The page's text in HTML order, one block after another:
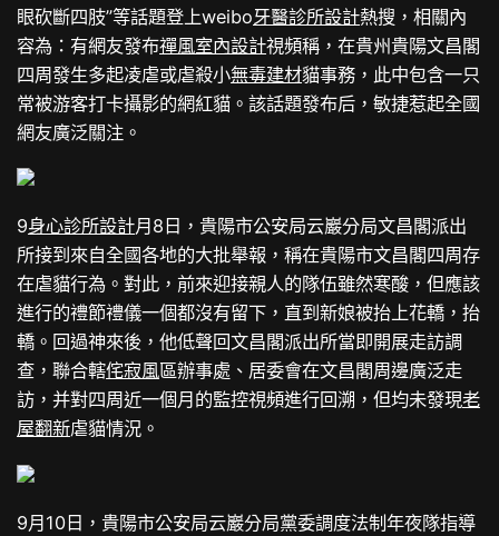
眼砍斷四肢”等話題登上weibo牙醫診所設計熱搜，相關內
容為：有網友發布禪風室內設計視頻稱，在貴州貴陽文昌閣
四周發生多起凌虐或虐殺小無毒建材貓事務，此中包含一只
常被游客打卡攝影的網紅貓。該話題發布后，敏捷惹起全國
網友廣泛關注。
9身心診所設計月8日，貴陽市公安局云巖分局文昌閣派出
所接到來自全國各地的大批舉報，稱在貴陽市文昌閣四周存
在虐貓行為。對此，前來迎接親人的隊伍雖然寒酸，但應該
進行的禮節禮儀一個都沒有留下，直到新娘被抬上花轎，抬
轎。回過神來後，他低聲回文昌閣派出所當即開展走訪調
查，聯合轄侘寂風區辦事處、居委會在文昌閣周邊廣泛走
訪，并對四周近一個月的監控視頻進行回溯，但均未發現老
屋翻新虐貓情況。
9月10日，貴陽市公安局云巖分局黨委調度法制年夜隊指導